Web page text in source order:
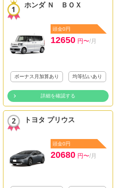
ホンダ Ｎ ＢＯＸ
頭金0円
12650 円〜/月
ボーナス月加算あり 均等払いあり
詳細を確認する
トヨタ プリウス
頭金0円
20680 円〜/月